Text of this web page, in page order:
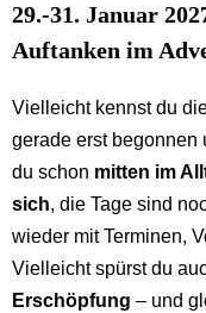
29.-31. Januar
Auftanken im
Vielleicht kennst du
gerade erst begonnen
du schon mitten im
sich, die Tage sind
wieder mit Terminen,
Vielleicht spürst du
Erschöpfung – und